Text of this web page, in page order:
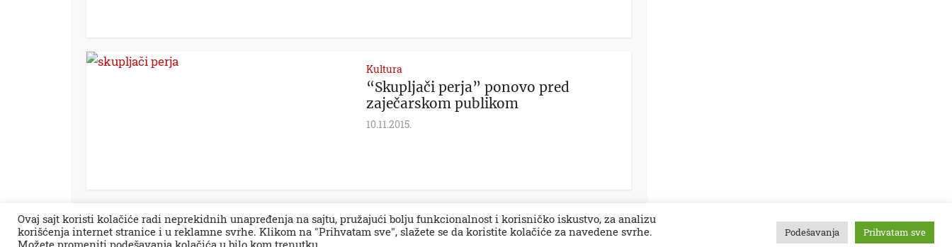
Kultura
“Skupljači perja” ponovo pred
zaječarskom publikom
10.11.2015.
Sva prava zadržana © 2026.Zaječar Online projekti Zaječarske VESTI
Ovaj sajt koristi kolačiće radi neprekidnih unapređenja na sajtu, pružajući bolju funkcionalnost i korisničko iskustvo, za analizu
korišćenja internet stranice i u reklamne svrhe. Klikom na "Prihvatam sve", slažete se da koristite kolačiće za navedene svrhe.
Podešavanja Prihvatam sve